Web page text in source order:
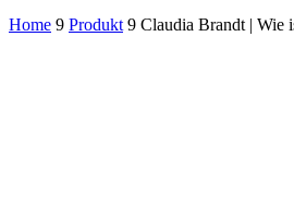
Home 9 Produkt 9 Claudia Brandt | Wie